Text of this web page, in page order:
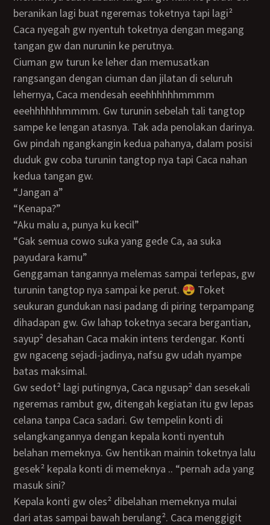
beranikan lagi buat ngeremas toketnya tapi lagi²
Caca nyegah gw nyentuh toketnya dengan megang
tangan gw dan nurunin ke perutnya.
Ciuman gw turun ke leher dan memusatkan
rangsangan dengan ciuman dan jilatan di seluruh
lehernya, Caca mendesah eeehhhhhhmmmm
eeehhhhhhmmmm. Gw turunin sebelah tali tangtop
sampe ke lengan atasnya. Tak ada penolakan darinya.
Gw pindah ngangkangin kedua pahanya, dalam posisi
duduk gw coba turunin tangtop nya tapi Caca nahan
kedua tangan gw.
“Jangan a”
“Kenapa?”
“Aku malu a, punya ku kecil”
“Gak semua cowo suka yang gede Ca, aa suka
payudara kamu”
Genggaman tangannya melemas sampai terlepas, gw
turunin tangtop nya sampai ke perut. 😍 Toket
seukuran gundukan nasi padang di piring terpampang
dihadapan gw. Gw lahap toketnya secara bergantian,
sayup² desahan Caca makin intens terdengar. Konti
gw ngaceng sejadi-jadinya, nafsu gw udah nyampe
batas maksimal.
Gw sedot² lagi putingnya, Caca ngusap² dan sesekali
ngeremas rambut gw, ditengah kegiatan itu gw lepas
celana tanpa Caca sadari. Gw tempelin konti di
selangkangannya dengan kepala konti nyentuh
belahan memeknya. Gw hentikan mainin toketnya lalu
gesek² kepala konti di memeknya .. “pernah ada yang
masuk sini?
Kepala konti gw oles² dibelahan memeknya mulai
dari atas sampai bawah berulang². Caca menggigit